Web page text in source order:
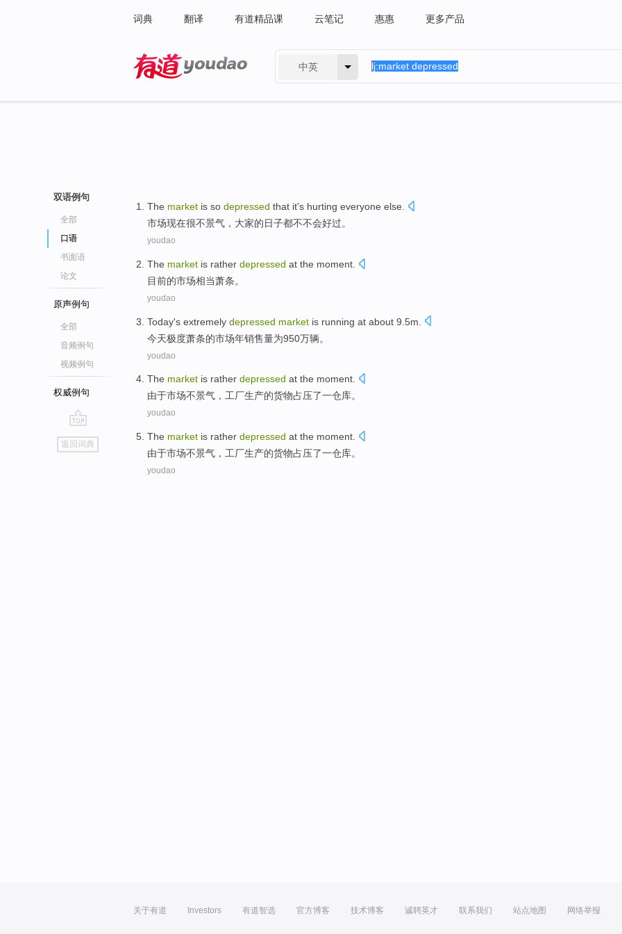
词典 翻译 有道精品课 云笔记 惠惠 更多产品
中英
双语例句
全部
口语
书面语
论文
原声例句
全部
音频例句
视频例句
权威例句
go
top
返回词典
The market is so depressed that it's hurting everyone else.
市场现在很不景气 ，大家的日子都不不会好过。
youdao
The market is rather depressed at the moment
目前的市场相当萧条。
youdao
Today's extremely depressed market is running at about 9.5m
今天极度萧条的市场年销售量为950万辆。
youdao
The market is rather depressed at the moment.
由于市场不景气 ，工厂生产的货物占压了一仓库。
youdao
The market is rather depressed at the moment
由于市场不景气 ，工厂生产的货物占压了一仓库。
youdao
关于有道 Investors 有道智选 官方博客 技术博客 诚聘英才 联系我们 站点地图 网络举报